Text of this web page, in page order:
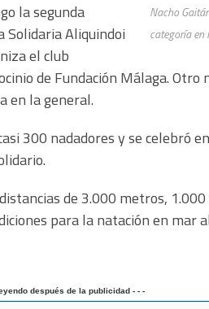
Nacho
categoría en
la segunda
Solidaria Aliquindoi
el club
de Fundación Málaga. Otro
en la general.
300 nadadores y se celebró
de 3.000 metros,
para la natación en mar
después de la publicidad - - -